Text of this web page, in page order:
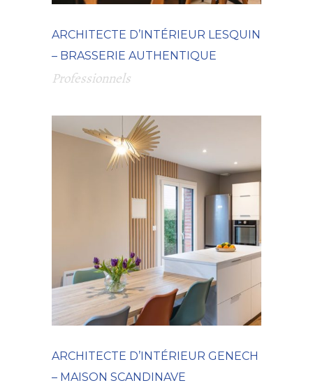
ARCHITECTE D’INTÉRIEUR LESQUIN
– BRASSERIE AUTHENTIQUE
Professionnels
ARCHITECTE D’INTÉRIEUR GENECH
– MAISON SCANDINAVE